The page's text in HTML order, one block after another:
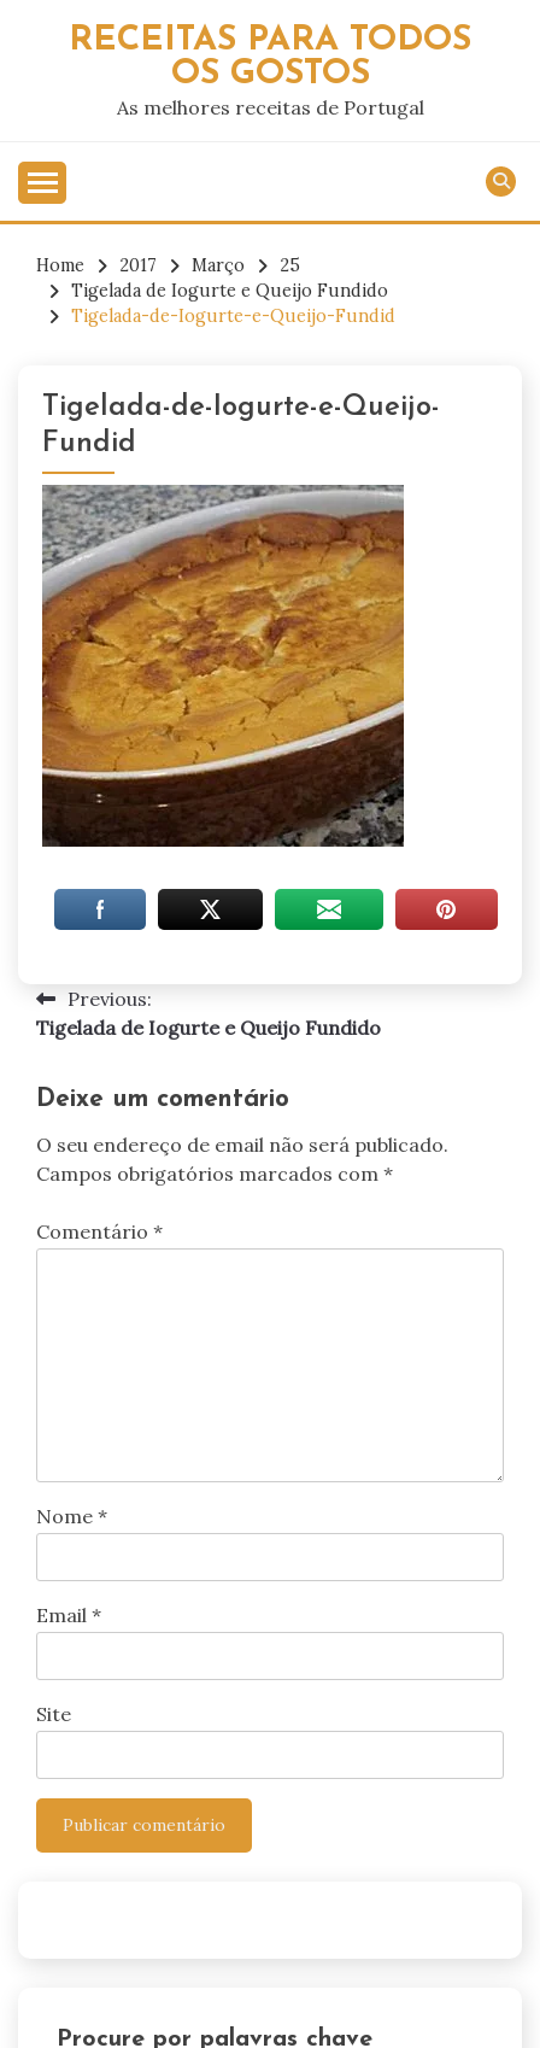
RECEITAS PARA TODOS
OS GOSTOS
As melhores receitas de Portugal
Home 2017 Março
25
Tigelada de Iogurte e Queijo Fundido
Tigelada-de-Iogurte-e-Queijo-Fundid
Tigelada-de-Iogurte-e-Queijo-
Fundid
Navegação
de
artigos
Previous:
Tigelada de Iogurte e Queijo Fundido
Deixe um comentário
O seu endereço de email não será publicado.
Campos obrigatórios marcados com *
Comentário *
Nome *
Email *
Site
Procure por palavras chave